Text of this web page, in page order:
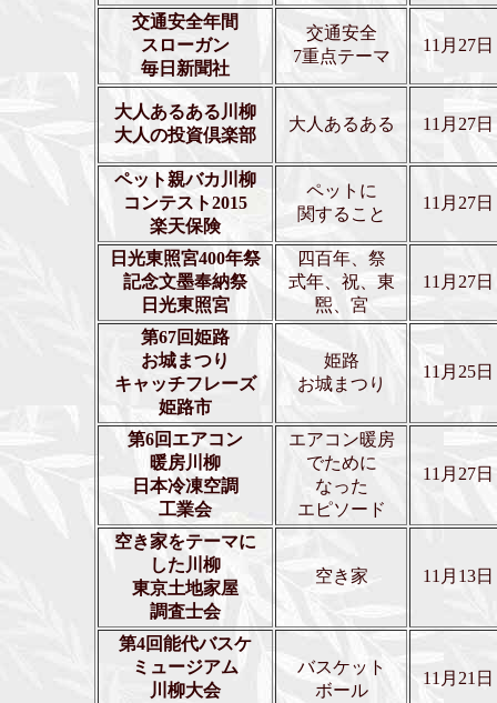
交通安全年間
スローガン
毎日新聞社
交通安全
7重点テーマ
11月27日
大人あるある川柳
大人の投資倶楽部
大人あるある 11月27日
ペット親バカ川柳
コンテスト2015
楽天保険
ペットに
関すること
11月27日
日光東照宮400年祭
記念文墨奉納祭
日光東照宮
四百年、祭
式年、祝、東
煕、宮
11月27日
第67回姫路
お城まつり
キャッチフレーズ
姫路市
姫路
お城まつり
11月25日
第6回エアコン
暖房川柳
日本冷凍空調
工業会
エアコン暖房
でために
なった
エピソード
11月27日
空き家をテーマに
した川柳
東京土地家屋
調査士会
空き家 11月13日
第4回能代バスケ
ミュージアム
川柳大会
バスケット
ボール
11月21日